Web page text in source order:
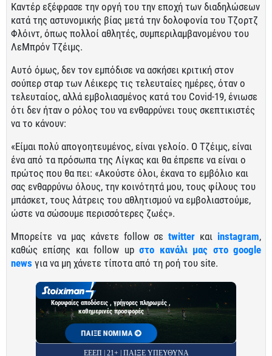
Καντέρ εξέφρασε την οργή του την εποχή των διαδηλώσεων
κατά της αστυνομικής βίας μετά την δολοφονία του Τζορτζ
Φλόιντ, όπως πολλοί αθλητές, συμπεριλαμβανομένου του
ΛεΜπρόν Τζέιμς.
Αυτό όμως, δεν τον εμπόδισε να ασκήσει κριτική στον
σούπερ σταρ των Λέικερς τις τελευταίες ημέρες, όταν ο
τελευταίος, αλλά εμβολιασμένος κατά του Covid-19, ένιωσε
ότι δεν ήταν ο ρόλος του να ενθαρρύνει τους σκεπτικιστές
να το κάνουν:
«Είμαι πολύ απογοητευμένος, είναι γελοίο. Ο Τζέιμς, είναι
ένα από τα πρόσωπα της Λίγκας και θα έπρεπε να είναι ο
πρώτος που θα πει: «Ακούστε όλοι, έκανα το εμβόλιο και
σας ενθαρρύνω όλους, την κοινότητά μου, τους φίλους του
μπάσκετ, τους λάτρεις του αθλητισμού να εμβολιαστούμε,
ώστε να σώσουμε περισσότερες ζωές».
Μπορείτε να μας κάνετε follow σεtwitter και instagram,
καθώς επίσης και follow upστο κανάλι μας στο google
news για να μη χάνετε τίποτα από τη ροή του site.
Κορυφαίες αποδόσεις , γρήγορες πληρωμές ,
καθημερινές προσφορές
ΠΑΙΞΕ ΝΟΜΙΜΑ
ΕΕΕΠ | 21+ | ΠΑΙΞΕ ΥΠΕΥΘΥΝΑ